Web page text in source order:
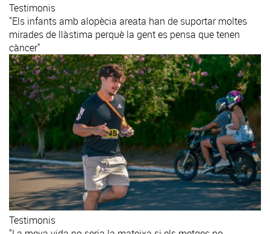
Testimonis
"Els infants amb alopècia areata han de suportar moltes
mirades de llàstima perquè la gent es pensa que tenen
càncer"
Testimonis